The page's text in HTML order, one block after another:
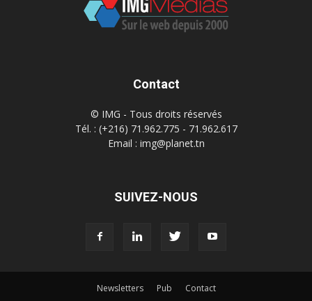
Contact
© IMG - Tous droits réservés
Tél. : (+216) 71.962.775 - 71.962.617
Email : img@planet.tn
SUIVEZ-NOUS
Newsletters Pub Contact